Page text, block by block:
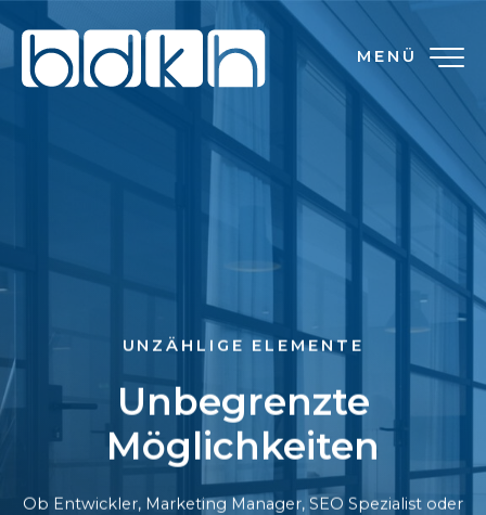
MENÜ
UNZÄHLIGE ELEMENTE
Unbegrenzte
Möglichkeiten
Ob Entwickler, Marketing Manager, SEO Spezialist oder